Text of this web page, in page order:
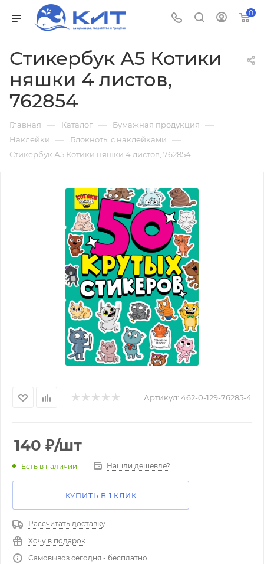
0
Стикербук А5 Котики
няшки 4 листов,
762854
Главная — Каталог — Бумажная продукция —
Наклейки — Блокноты с наклейками —
Стикербук А5 Котики няшки 4 листов, 762854
Артикул: 462-0-129-76285-4
140 ₽/шт
Есть в наличии Нашли дешевле?
КУПИТЬ В 1 КЛИК
Рассчитать доставку
Хочу в подарок
Самовывоз сегодня - бесплатно